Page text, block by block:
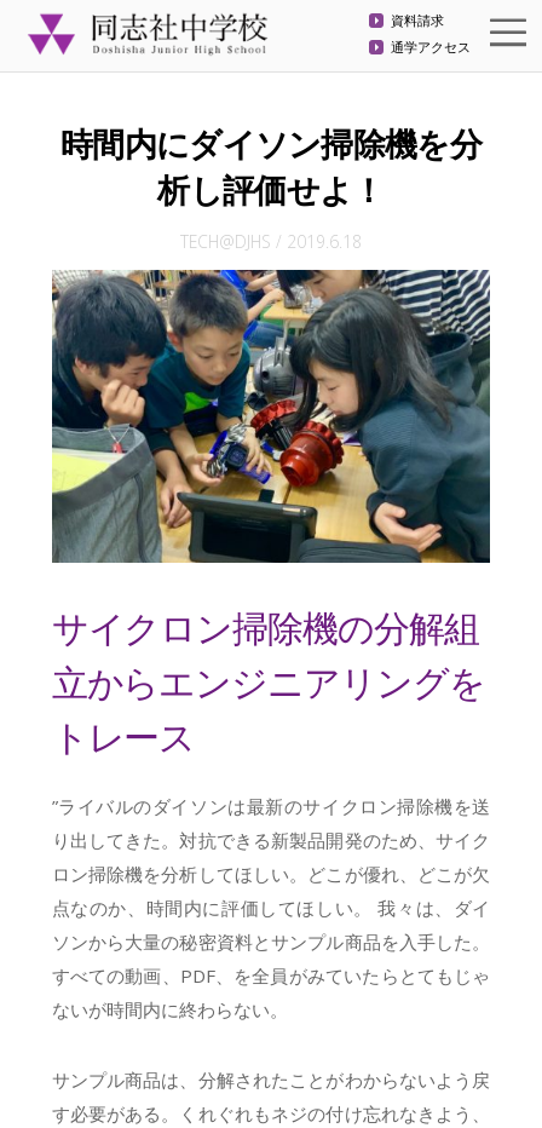
資料請求
通学アクセス
時間内にダイソン掃除機を分
析し評価せよ！
TECH@DJHS / 2019.6.18
サイクロン掃除機の分解組
立からエンジニアリングを
トレース
”ライバルのダイソンは最新のサイクロン掃除機を送
り出してきた。対抗できる新製品開発のため、サイク
ロン掃除機を分析してほしい。どこが優れ、どこが欠
点なのか、時間内に評価してほしい。 我々は、ダイ
ソンから大量の秘密資料とサンプル商品を入手した。
すべての動画、PDF、を全員がみていたらとてもじゃ
ないが時間内に終わらない。
サンプル商品は、分解されたことがわからないよう戻
す必要がある。くれぐれもネジの付け忘れなきよう、